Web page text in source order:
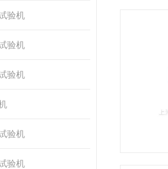
验机
验机
验机
验机
验机